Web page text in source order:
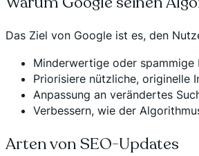
Das Ziel von Google ist es, den
Minderwertige oder spammige
Priorisiere nützliche, originelle
Anpassung an verändertes
Verbessern, wie der
Arten von SEO-Updates